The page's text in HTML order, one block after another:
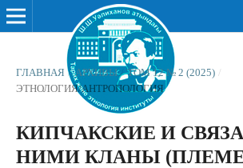
ГЛАВНАЯ / АРХИВЫ / ТОМ 12 № 2 (2025) /
ЭТНОЛОГИЯ/АНТРОПОЛОГИЯ
КИПЧАКСКИЕ И
НИМИ КЛАНЫ